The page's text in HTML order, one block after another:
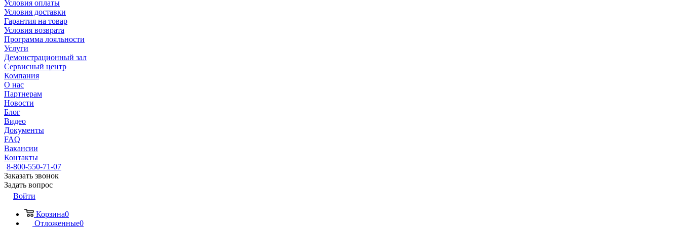
Условия оплаты
Условия доставки
Гарантия на товар
Условия возврата
Программа лояльности
Услуги
Демонстрационный зал
Сервисный центр
Компания
О нас
Партнерам
Новости
Блог
Видео
Документы
FAQ
Вакансии
Контакты
8-800-550-71-07
Заказать звонок
Задать вопрос
Войти
Корзина0
Отложенные0